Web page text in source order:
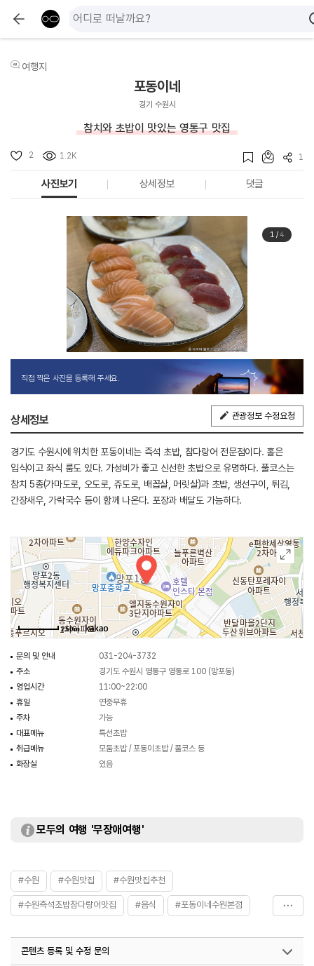
여행지
포동이네
경기 수원시
참치와 초밥이 맛있는 영통구 맛집
2 1.2K 1
사진보기 상세정보 댓글
1/4
직접 찍은 사진을 등록해 주세요.
상세정보 관광정보 수정요청
경기도 수원시에 위치한 포동이네는 즉석 초밥, 참다랑어 전문점이다. 홀은
입식이고 좌식 룸도 있다. 가성비가 좋고 신선한 초밥으로 유명하다. 풀코스는
참치 5종(가마도로, 오도로, 쥬도로, 배꼽살, 머릿살)과 초밥, 생선구이, 튀김,
간장새우, 가락국수 등이 함께 나온다. 포장과 배달도 가능하다.
250m
문의 및 안내
031-204-3732
주소
경기도 수원시 영통구 영통로 100 (망포동)
영업시간
11:00~22:00
휴일
연중무휴
주차
가능
대표메뉴
특선초밥
취급메뉴
모둠초밥 / 포동이초밥 / 풀코스 등
화장실
있음
모두의 여행 '무장애여행'
#수원 #수원맛집 #수원맛집추천
#수원즉석초밥참다랑어맛집 #음식 #포동이네수원본점
콘텐츠 등록 및 수정 문의